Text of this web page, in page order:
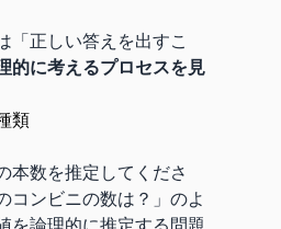
「正しい答えを出すこ
的に考えるプロセスを見
類
本数を推定してくださ
コンビニの数は？」のよ